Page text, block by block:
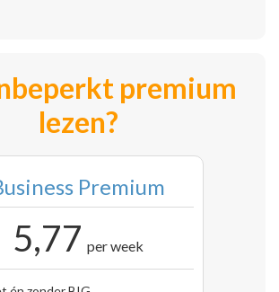
premium
lezen?
Premium
5,77 per week